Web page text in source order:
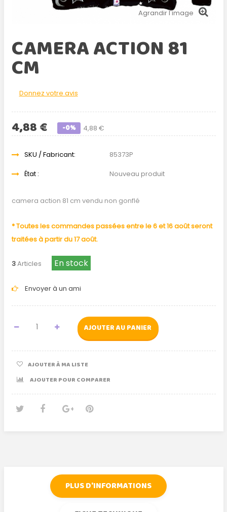
Agrandir l'image
CAMERA ACTION 81
CM
Donnez votre avis
4,88 €
4,88 € -0%
SKU / Fabricant:
85373P
État :
Nouveau produit
camera action 81 cm vendu non gonflé
* Toutes les commandes passées entre le 6 et 16 août seront
traitées à partir du 17 août.
3Articles En stock
Envoyer à un ami
AJOUTER AU PANIER
AJOUTER À MA LISTE
AJOUTER POUR COMPARER
PLUS D'INFORMATIONS